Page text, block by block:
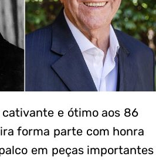
e ótimo aos 86
forma parte com honra
em peças importantes